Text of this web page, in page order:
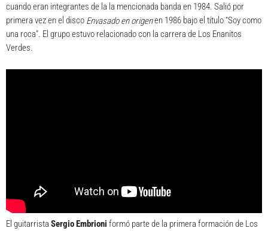
cuando eran integrantes de la la mencionada banda en 1984. Salió por
primera vez en el disco Envasado en origenen 1986 bajo el título “Soy como
una roca”. El grupo estuvo relacionado con la carrera de Los Enanitos
Verdes.
El guitarrista Sergio Embrioni formó parte de la primera formación de Los